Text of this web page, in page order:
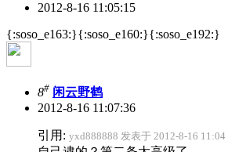
2012-8-16 11:05:15
{:soso_e163:}{:soso_e160:}{:soso_e192:}
8# 闲云野鹤
2012-8-16 11:07:36
引用: yxd888888 发表于 2012-8-16 11:04